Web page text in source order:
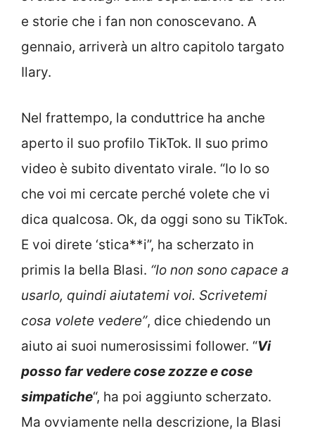
e storie che i fan non conoscevano. A
gennaio, arriverà un altro capitolo targato
Ilary.
Nel frattempo, la conduttrice ha anche
aperto il suo profilo TikTok. Il suo primo
video è subito diventato virale. “Io lo so
che voi mi cercate perché volete che vi
dica qualcosa. Ok, da oggi sono su TikTok.
E voi direte ‘stica**i”, ha scherzato in
primis la bella Blasi. “Io non sono capace a
usarlo, quindi aiutatemi voi. Scrivetemi
cosa volete vedere”, dice chiedendo un
aiuto ai suoi numerosissimi follower. “Vi
posso far vedere cose zozze e cose
simpatiche“, ha poi aggiunto scherzato.
Ma ovviamente nella descrizione, la Blasi